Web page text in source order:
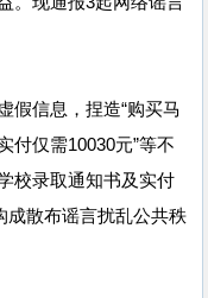
信息，捏造“购买马
付仅需10030元”等不
校录取通知书及实付
成散布谣言扰乱公共秩